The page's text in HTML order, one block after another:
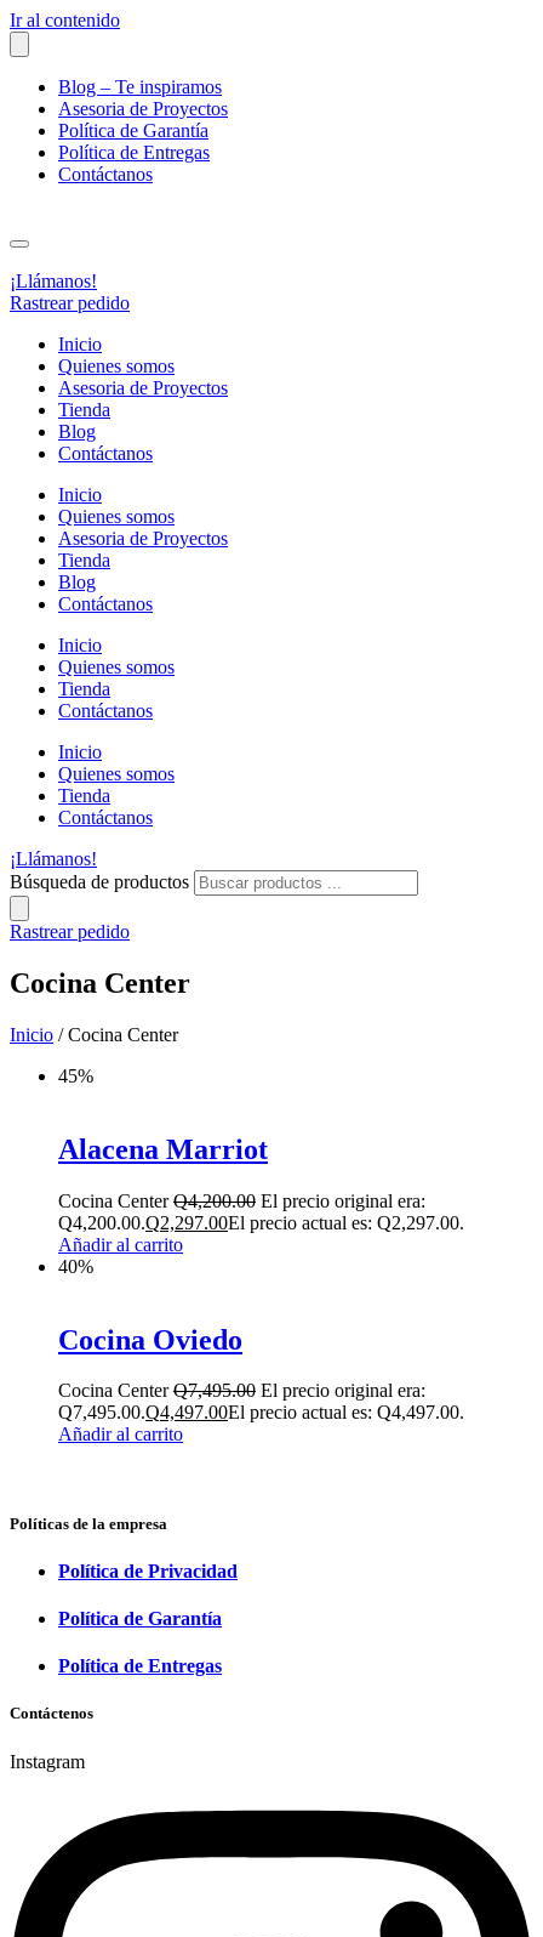
Ir al contenido
Blog – Te inspiramos
Asesoria de Proyectos
Política de Garantía
Política de Entregas
Contáctanos
¡Llámanos!
Rastrear pedido
Inicio
Quienes somos
Asesoria de Proyectos
Tienda
Blog
Contáctanos
Inicio
Quienes somos
Asesoria de Proyectos
Tienda
Blog
Contáctanos
Inicio
Quienes somos
Tienda
Contáctanos
Inicio
Quienes somos
Tienda
Contáctanos
¡Llámanos!
Búsqueda de productos
Rastrear pedido
Cocina Center
Inicio / Cocina Center
45%
Alacena Marriot
Cocina CenterQ4,200.00 El precio original era:
Q4,200.00.Q2,297.00El precio actual es: Q2,297.00.
Añadir al carrito
40%
Cocina Oviedo
Cocina CenterQ7,495.00 El precio original era:
Q7,495.00.Q4,497.00El precio actual es: Q4,497.00.
Añadir al carrito
Políticas de la empresa
Política de Privacidad
Política de Garantía
Política de Entregas
Contáctenos
Instagram